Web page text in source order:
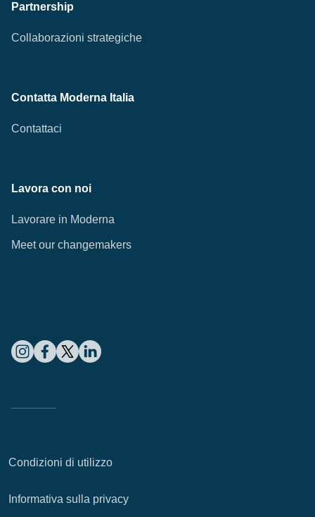
Partnership
Collaborazioni strategiche
Contatta Moderna Italia
Contattaci
Lavora con noi
Lavorare in Moderna
Meet our changemakers
Condizioni di utilizzo
Informativa sulla privacy